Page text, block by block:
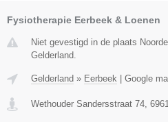
Fysiotherapie Eerbeek & Loenen
Niet gevestigd in de plaats
Gelderland.
Gelderland » Eerbeek Google
Wethouder Sandersstraat 74,